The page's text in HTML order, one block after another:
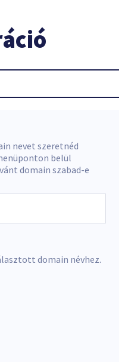
nevet szeretnéd
belül
domain szabad-e
domain névhez.